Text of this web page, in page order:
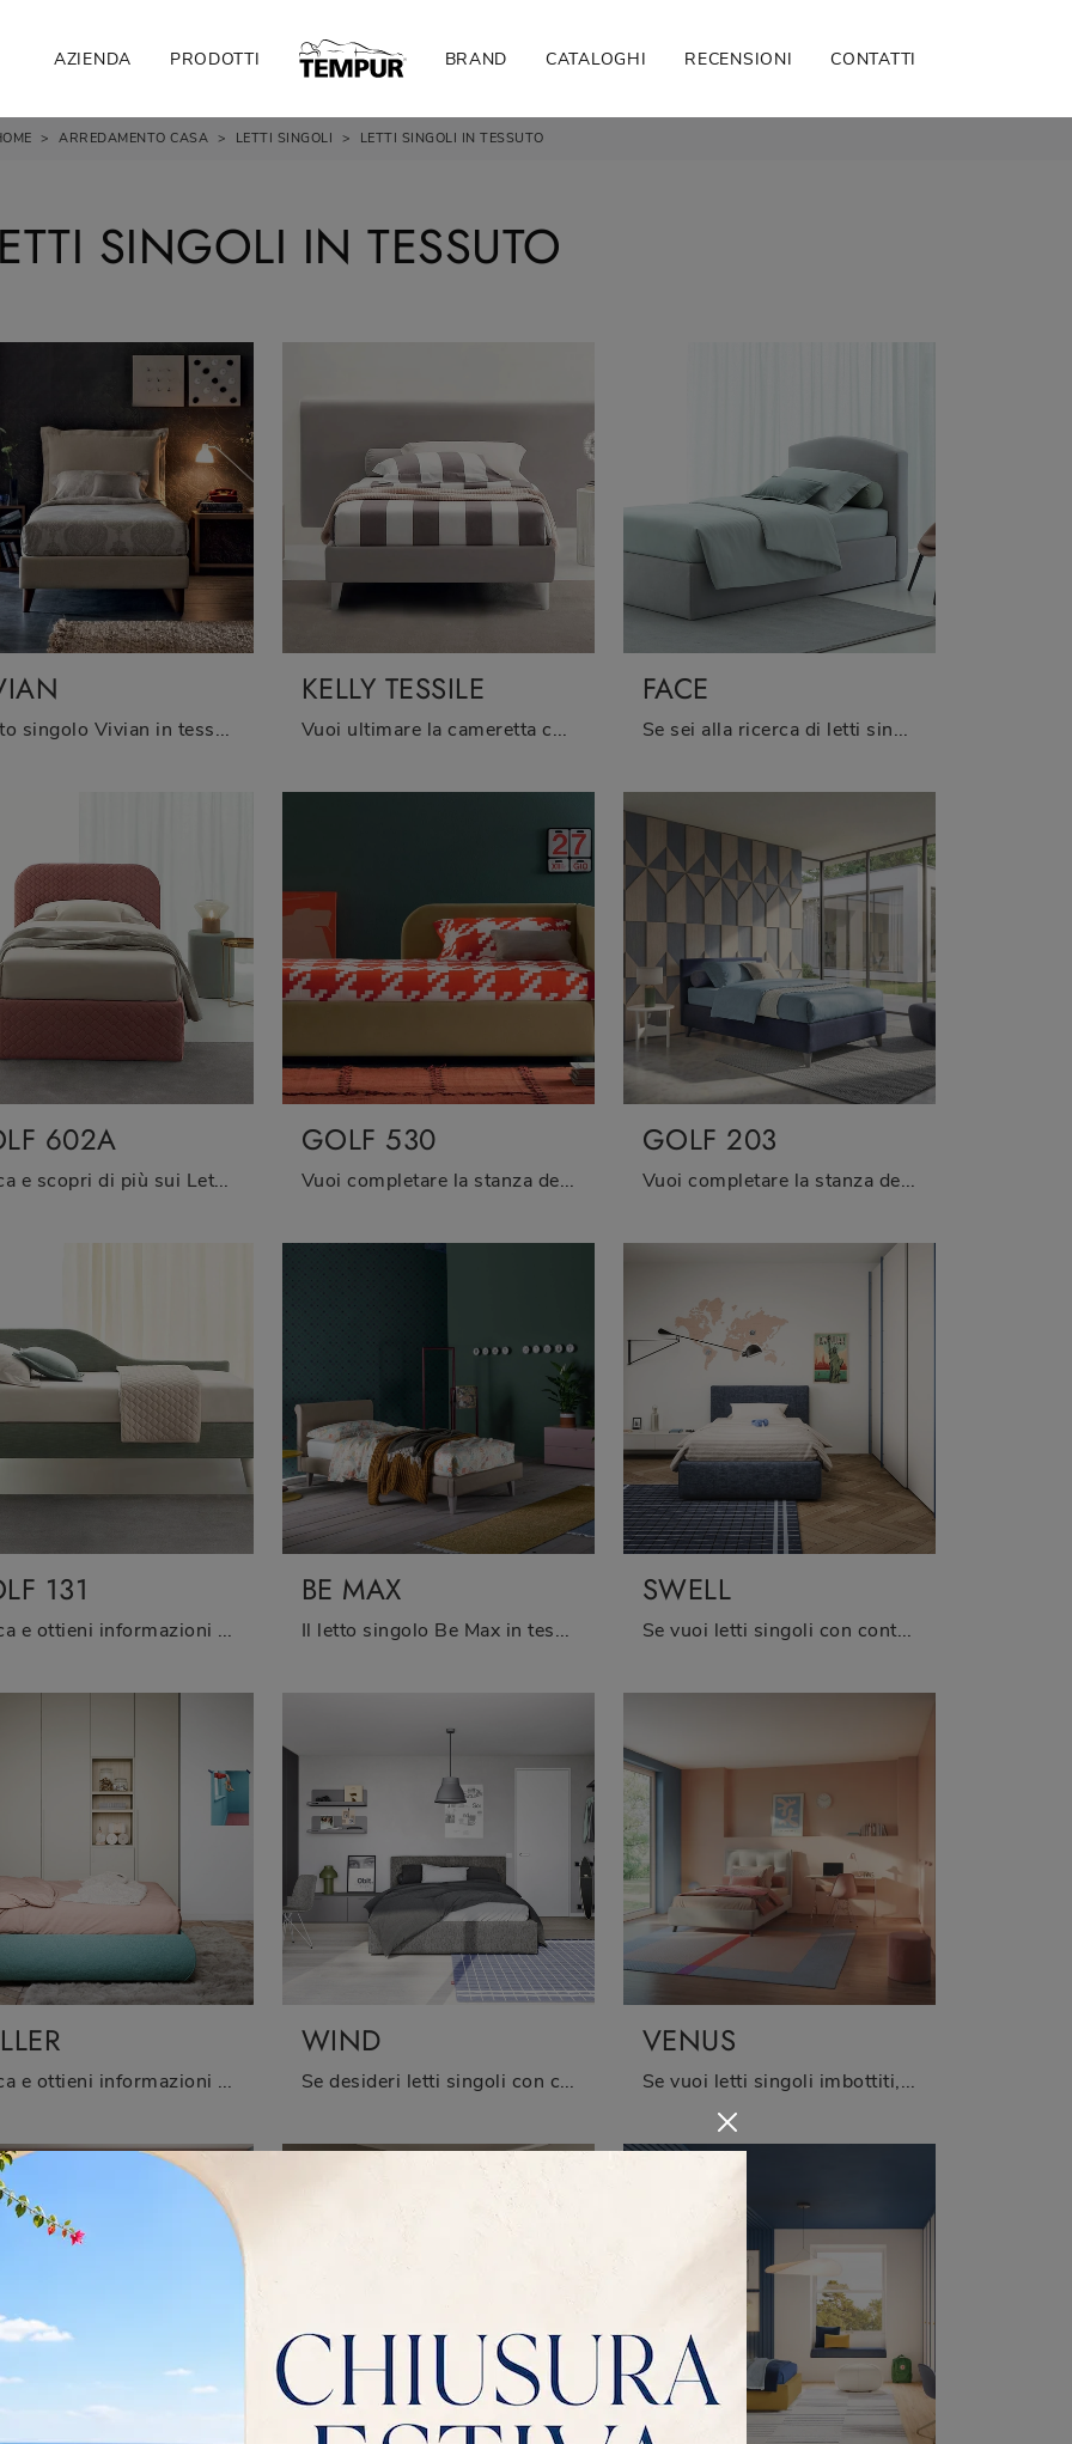
AZIENDA PRODOTTI BRAND CATALOGHI RECENSIONI CONTATTI
> ARREDAMENTO CASA > LETTI SINGOLI > LETTI SINGOLI IN TESSUTO
SINGOLI IN TESSUTO
Il letto singolo Vivian in tessuto in foto, tra i modelli con contenitore moderni di Oggioni, è ideale per garantire il sonno più profondo.
KELLY TESSILE
Vuoi ultimare la cameretta con un letto singolo in tessuto? Eccoti il modello Kelly Tessile di Oggioni per spazi moderni.
FACE
Se sei alla ricerca di letti singoli con contenitore, ecco qui il modello Face in tessuto per impreziosire la cameretta.
602A
Clicca e scopri di più sui Letti singoli moderni di Oggioni! Il modello Golf 602A in tessuto ti attende.
GOLF 530
Vuoi completare la stanza dei più piccoli con un letto singolo in tessuto? Ti presentiamo il modello Golf 530 di Oggioni per spazi moderni.
GOLF 203
Vuoi completare la stanza dei più piccoli con un letto singolo in tessuto? Eccoti il modello Golf 203 di Oggioni per spazi moderni.
131
Clicca e ottieni informazioni sui Letti singoli moderni di Oggioni! Il modello Golf 131 in tessuto ti aspetta.
BE MAX
Il letto singolo Be Max in tessuto nell'immagine, tra i modelli imbottiti classici di Twils, è pensato per garantire il sonno più profondo.
SWELL
Se vuoi letti singoli con contenitore, ti presentiamo il modello Swell in tessuto per impreziosire la cameretta.
Clicca e ottieni informazioni sui Letti singoli moderni di Nidi! Il modello Roller in tessuto ti attende.
WIND
Se desideri letti singoli con contenitore, ecco qui il modello Wind in tessuto per arricchire la stanza dei più piccoli.
VENUS
Se vuoi letti singoli imbottiti, ti presentiamo il modello Venus in tessuto per valorizzare la stanza dei più piccoli.